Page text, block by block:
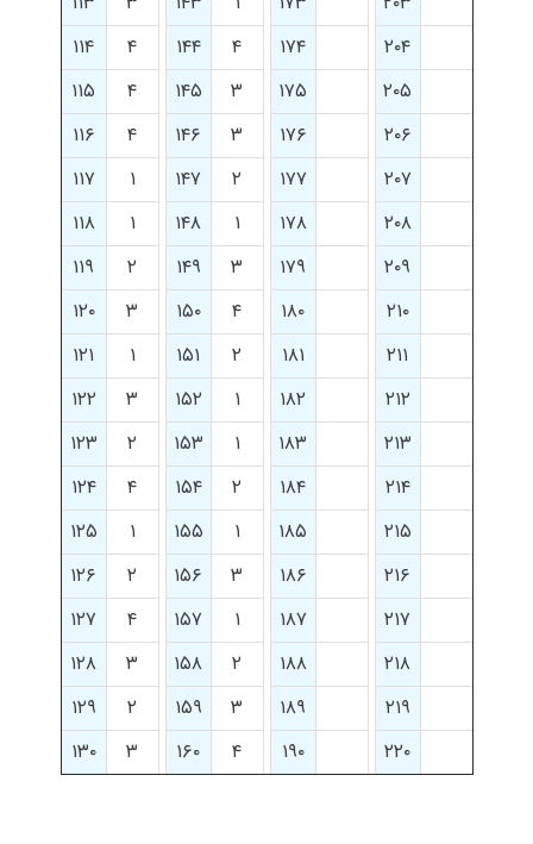
۲۰۴
۱۷۴ ۴ ۱۴۴ ۴
۱۱۴
۲۰۵
۱۷۵ ۳ ۱۴۵ ۴
۱۱۵
۲۰۶
۱۷۶ ۳ ۱۴۶ ۴
۱۱۶
۲۰۷
۱۷۷ ۲ ۱۴۷ ۱
۱۱۷
۲۰۸
۱۷۸ ۱ ۱۴۸ ۱
۱۱۸
۲۰۹
۱۷۹ ۳ ۱۴۹ ۲
۱۱۹
۲۱۰
۱۸۰ ۴ ۱۵۰ ۳
۱۲۰
۲۱۱
۱۸۱ ۲ ۱۵۱ ۱
۱۲۱
۲۱۲
۱۸۲ ۱ ۱۵۲ ۳
۱۲۲
۲۱۳
۱۸۳ ۱ ۱۵۳ ۲
۱۲۳
۲۱۴
۱۸۴ ۲ ۱۵۴ ۴
۱۲۴
۲۱۵
۱۸۵ ۱ ۱۵۵ ۱
۱۲۵
۲۱۶
۱۸۶ ۳ ۱۵۶ ۲
۱۲۶
۲۱۷
۱۸۷ ۱ ۱۵۷ ۴
۱۲۷
۲۱۸
۱۸۸ ۲ ۱۵۸ ۳
۱۲۸
۲۱۹
۱۸۹ ۳ ۱۵۹ ۲
۱۲۹
۲۲۰
۱۹۰ ۴ ۱۶۰ ۳ ۱۳۰